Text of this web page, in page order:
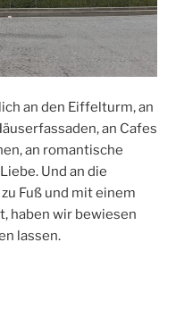
an den Eiffelturm, an
an Cafes
an romantische
Und an die
Fuß und mit einem
haben wir bewiesen
lassen.